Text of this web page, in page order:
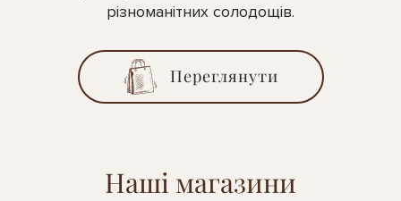
різноманітних солодощів.
Переглянути
Наші магазини